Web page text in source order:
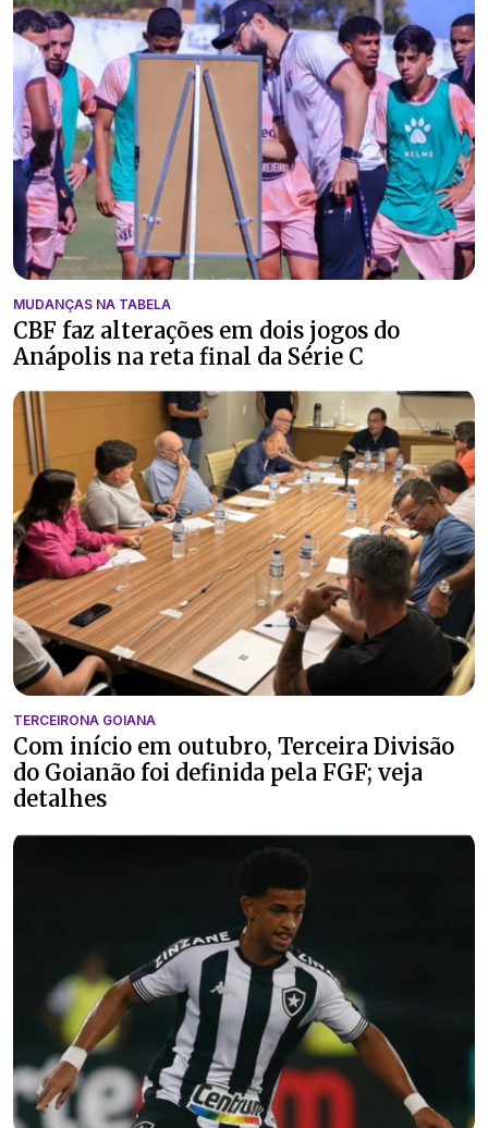
MUDANÇAS NA TABELA
CBF faz alterações em dois jogos do
Anápolis na reta final da Série C
TERCEIRONA GOIANA
Com início em outubro, Terceira Divisão
do Goianão foi definida pela FGF; veja
detalhes